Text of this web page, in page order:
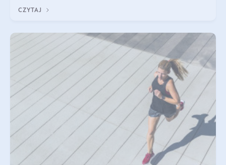
bardziej biodostępny
CZYTAJ